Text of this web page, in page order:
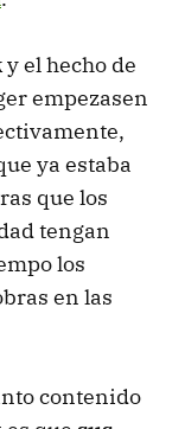
y el hecho de
empezasen
ya estaba
que los
tengan
los
en las
contenido